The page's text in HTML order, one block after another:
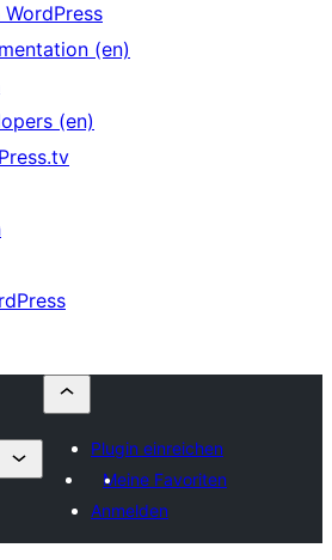
WordPress
(en)
(en)
Plugin einreichen
Meine Favoriten
Anmelden